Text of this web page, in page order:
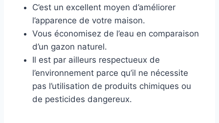
C’est un excellent moyen d’améliorer
l’apparence de votre maison.
Vous économisez de l’eau en comparaison
d’un gazon naturel.
Il est par ailleurs respectueux de
l’environnement parce qu’il ne nécessite
pas l’utilisation de produits chimiques ou
de pesticides dangereux.